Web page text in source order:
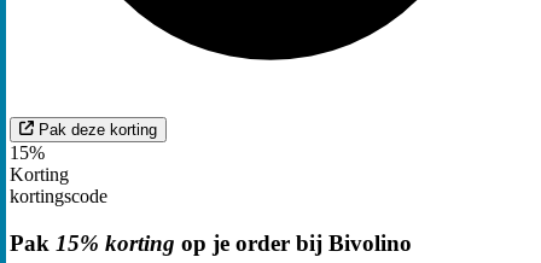
Pak deze korting
15%
Korting
kortingscode
Pak 15% korting op je order bij Bivolino